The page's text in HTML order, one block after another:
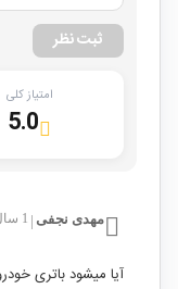
ثبت نظر
امتیاز کلی
5.0
مهدی نجفی 1 سال پیش
آیا میشود باتری